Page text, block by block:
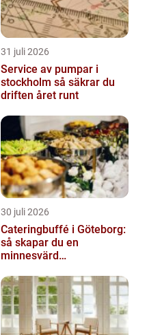
31 juli 2026
Service av pumpar i
stockholm så säkrar du
driften året runt
30 juli 2026
Cateringbuffé i Göteborg:
så skapar du en
minnesvärd